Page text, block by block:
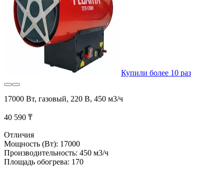
Купили более 10 раз
17000 Вт, газовый, 220 В, 450 м3/ч
40 590 ₸
Отличия
Мощность (Вт): 17000
Производительность: 450 м3/ч
Площадь обогрева: 170